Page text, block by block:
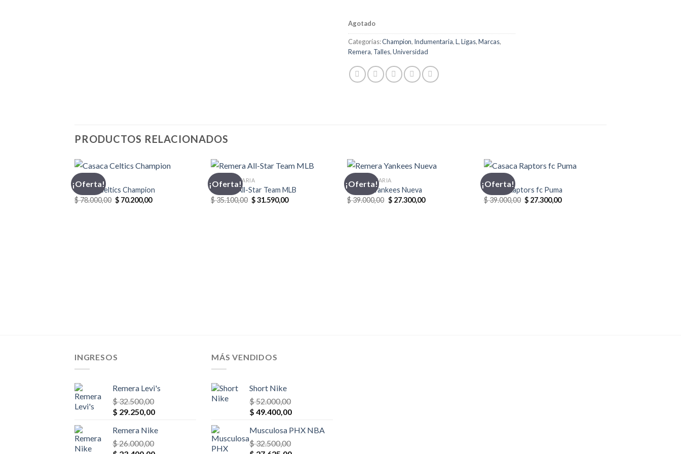
Agotado
Categorías:Champion, Indumentaria,L,Ligas,Marcas,
Remera, Talles,Universidad
PRODUCTOS RELACIONADOS
¡Oferta!
CASACA
Casaca Celtics Champion
$78.000,00 El
precio
$ 70.200,00El
¡Oferta!
INDUMENTARIA
Remera All-Star Team MLB
$35.100,00 El
precio
$31.590,00El
¡Oferta!
INDUMENTARIA
Remera Yankees Nueva
$39.000,00 El
precio
$27.300,00El
¡Oferta!
CASACA
Casaca Raptors fc Puma
$39.000,00 El
precio
$27.300,00El
INGRESOS
Remera Levi's
$32.500,00
El
original
era:
$ 29.250,00El
actual
Remera Nike
$26.000,00
MÁS VENDIDOS
Short Nike
$52.000,00
El
original
era:
$ 49.400,00El
actual
Musculosa PHX NBA
$32.500,00